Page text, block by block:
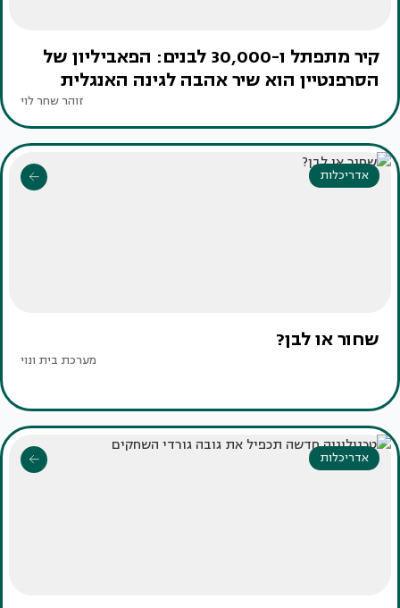
קיר מתפתל ו-30,000 לבנים: הפאביליון של
הסרפנטיין הוא שיר אהבה לגינה האנגלית
זוהר שחר לוי
אדריכלות
שחור או לבן?
מערכת בית ונוי
אדריכלות